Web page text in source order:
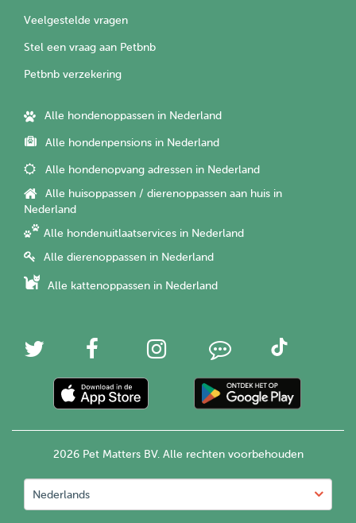
Veelgestelde vragen
Stel een vraag aan Petbnb
Petbnb verzekering
Alle hondenoppassen in Nederland
Alle hondenpensions in Nederland
Alle hondenopvang adressen in Nederland
Alle huisoppassen / dierenoppassen aan huis in
Nederland
Alle hondenuitlaatservices in Nederland
Alle dierenoppassen in Nederland
Alle kattenoppassen in Nederland
2026 Pet Matters BV. Alle rechten voorbehouden
Nederlands